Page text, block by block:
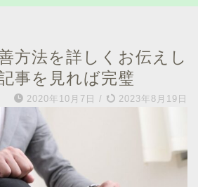
方法を詳しくお伝えし
事を見れば完璧
2020年10月7日 / 2023年8月19日